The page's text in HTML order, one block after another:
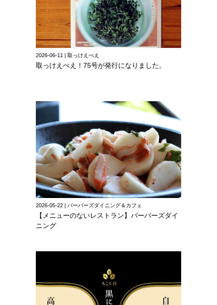
2026-06-11 | 取っけえべえ
取っけえべえ！75号が発行になりました。
2026-05-22 | バーバーズダイニング＆カフェ
【メニューのないレストラン】バーバーズダイ
ニング